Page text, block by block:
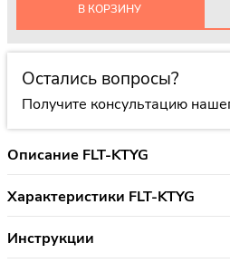
В КОРЗИНУ
Остались вопросы?
Получите консультацию
Описание FLT-KTYG
Характеристики FLT-KTYG
Инструкции